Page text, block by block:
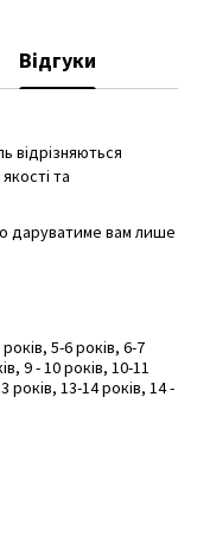
Відгуки
відрізняються
та
даруватиме вам лише
, 5-6 років, 6-7
, 9 - 10 років, 10-11
років, 13-14 років, 14 -